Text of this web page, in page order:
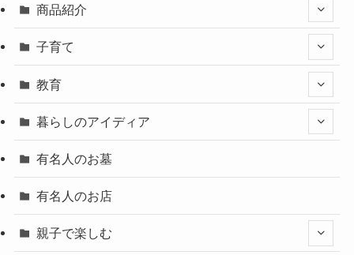
商品紹介
子育て
教育
暮らしのアイディア
有名人のお墓
有名人のお店
親子で楽しむ